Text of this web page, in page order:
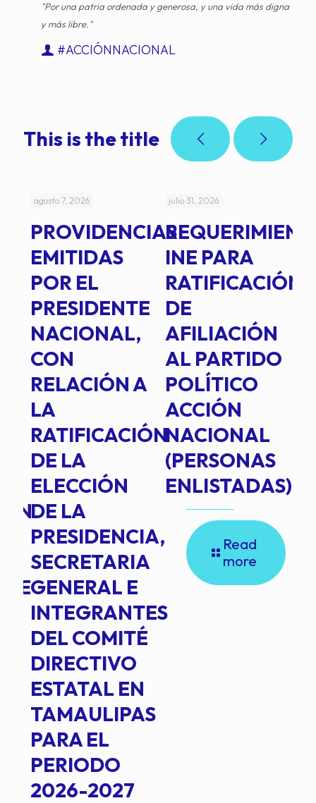
"Por una patria ordenada y generosa, y una vida más digna
y más libre."
#ACCIÓNNACIONAL
This is the title
agosto 7, 2026
PROVIDENCIAS
EMITIDAS
POR EL
PRESIDENTE
NACIONAL,
CON
RELACIÓN A
LA
RATIFICACIÓN
DE LA
ELECCIÓN
DE LA
PRESIDENCIA,
SECRETARIA
GENERAL E
INTEGRANTES
DEL COMITÉ
DIRECTIVO
ESTATAL EN
TAMAULIPAS
PARA EL
PERIODO
2026-2027
julio 31, 2026
INE PARA
RATIFICACIÓN
DE
AFILIACIÓN
AL PARTIDO
POLÍTICO
ACCIÓN
NACIONAL
(PERSONAS
ENLISTADAS)
Read
more